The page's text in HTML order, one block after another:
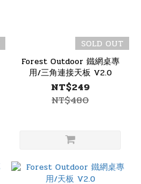
SOLD OUT
Forest Outdoor 鐵網桌專
用/三角連接天板 V2.0
NT$249
NT$480